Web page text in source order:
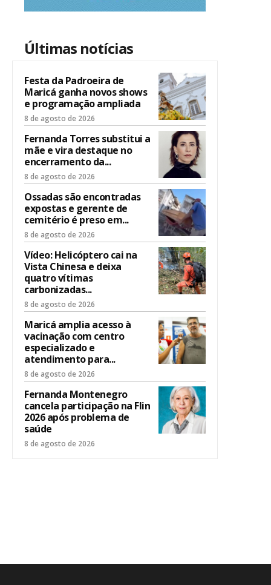
Últimas notícias
Festa da Padroeira de
Maricá ganha novos shows
e programação ampliada
8 de agosto de 2026
Fernanda Torres substitui a
mãe e vira destaque no
encerramento da...
8 de agosto de 2026
Ossadas são encontradas
expostas e gerente de
cemitério é preso em...
8 de agosto de 2026
Vídeo: Helicóptero cai na
Vista Chinesa e deixa
quatro vítimas
carbonizadas...
8 de agosto de 2026
Maricá amplia acesso à
vacinação com centro
especializado e
atendimento para...
8 de agosto de 2026
Fernanda Montenegro
cancela participação na Flin
2026 após problema de
saúde
8 de agosto de 2026